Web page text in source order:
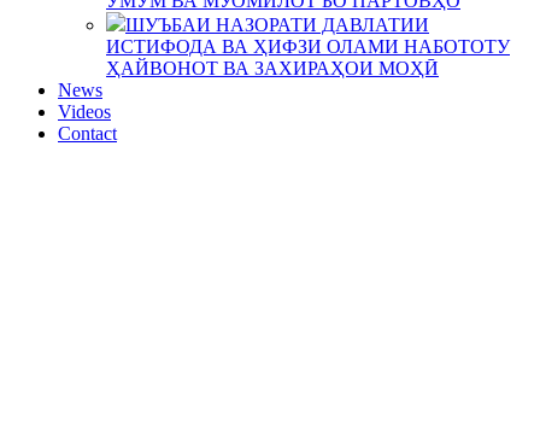
ШУЪБАИ НАЗОРАТИ ДАВЛАТИИ
ИСТИФОДА ВА ҲИФЗИ ОЛАМИ НАБОТОТУ
ҲАЙВОНОТ ВА ЗАХИРАҲОИ МОҲӢ
News
Videos
Contact